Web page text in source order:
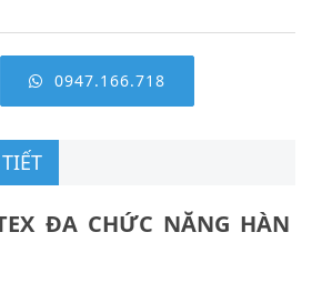
0947.166.718
ĐA CHỨC NĂNG HÀN